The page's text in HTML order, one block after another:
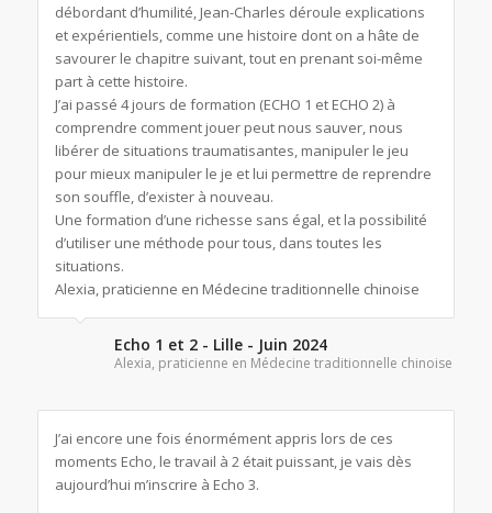
débordant d’humilité, Jean-Charles déroule explications
et expérientiels, comme une histoire dont on a hâte de
savourer le chapitre suivant, tout en prenant soi-même
part à cette histoire.
J’ai passé 4 jours de formation (ECHO 1 et ECHO 2) à
comprendre comment jouer peut nous sauver, nous
libérer de situations traumatisantes, manipuler le jeu
pour mieux manipuler le je et lui permettre de reprendre
son souffle, d’exister à nouveau.
Une formation d’une richesse sans égal, et la possibilité
d’utiliser une méthode pour tous, dans toutes les
situations.
Alexia, praticienne en Médecine traditionnelle chinoise
Echo 1 et 2 - Lille - Juin 2024
Alexia, praticienne en Médecine traditionnelle chinoise
J’ai encore une fois énormément appris lors de ces
moments Echo, le travail à 2 était puissant, je vais dès
aujourd’hui m’inscrire à Echo 3.